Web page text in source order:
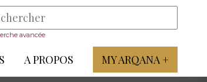
avancée
A PROPOS MY ARQANA +